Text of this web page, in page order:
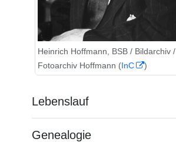
Heinrich Hoffmann, BSB / Bildarchiv /
Fotoarchiv Hoffmann (InC )
Lebenslauf
Genealogie